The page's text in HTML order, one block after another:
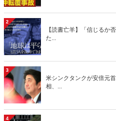
2
【読書亡羊】「信じるか
た...
3
米シンクタンクが安倍元
相、...
4